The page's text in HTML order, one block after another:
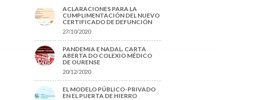
ACLARACIONES PARA LA
CUMPLIMENTACIÓN DEL NUEVO
CERTIFICADO DE DEFUNCIÓN
27/10/2020
PANDEMIA E NADAL. CARTA
ABERTA DO COLEXIO MÉDICO
DE OURENSE
20/12/2020
EL MODELO PÚBLICO-PRIVADO
EN EL PUERTA DE HIERRO